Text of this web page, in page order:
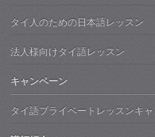
タイ人のための日本語レッスン
法人様向けタイ語レッスン
キャンペーン
タイ語プライベートレッスンキ